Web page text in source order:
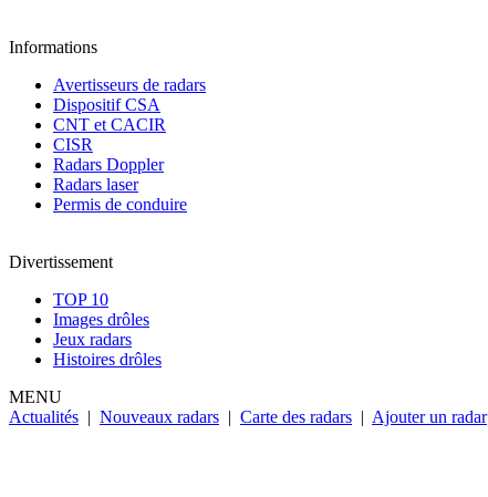
Informations
Avertisseurs de radars
Dispositif CSA
CNT et CACIR
CISR
Radars Doppler
Radars laser
Permis de conduire
Divertissement
TOP 10
Images drôles
Jeux radars
Histoires drôles
MENU
Actualités | Nouveaux radars | Carte des radars | Ajouter un radar